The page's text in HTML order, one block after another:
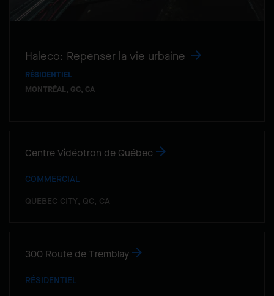
Haleco: Repenser la vie urbaine
RÉSIDENTIEL
MONTRÉAL, QC, CA
Centre Vidéotron de Québec
COMMERCIAL
QUEBEC CITY, QC, CA
300 Route de Tremblay
RÉSIDENTIEL